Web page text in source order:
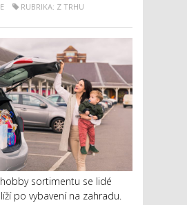
RUBRIKA: Z TRHU
sortimentu se lidé
po vybavení na zahradu.